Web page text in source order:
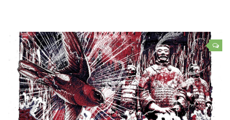
巡演时间：2024年6-8月【购票页面】